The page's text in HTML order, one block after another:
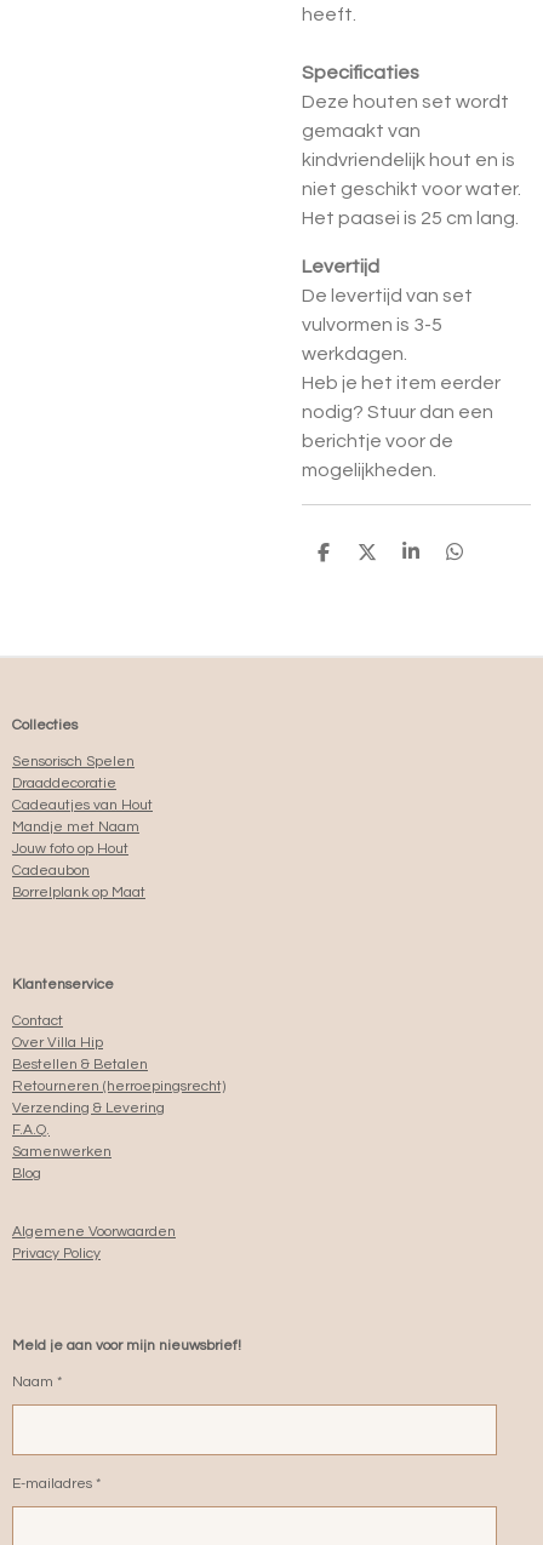
heeft.
Specificaties
Deze houten set wordt
gemaakt van
kindvriendelijk hout en is
niet geschikt voor water.
Het paasei is 25 cm lang.
Levertijd
De levertijd van set
vulvormen is 3-5
werkdagen.
Heb je het item eerder
nodig? Stuur dan een
berichtje voor de
mogelijkheden.
D
D
S
D
Collecties
Sensorisch Spelen
Draaddecoratie
Cadeautjes van Hout
Mandje met Naam
Jouw foto op Hout
Cadeaubon
Borrelplank op Maat
Klantenservice
Contact
Over Villa Hip
Bestellen & Betalen
Retourneren (herroepingsrecht)
Verzending & Levering
F.A.Q.
Samenwerken
Blog
Algemene Voorwaarden
Privacy Policy
Meld je aan voor mijn nieuwsbrief!
Naam *
E-mailadres *